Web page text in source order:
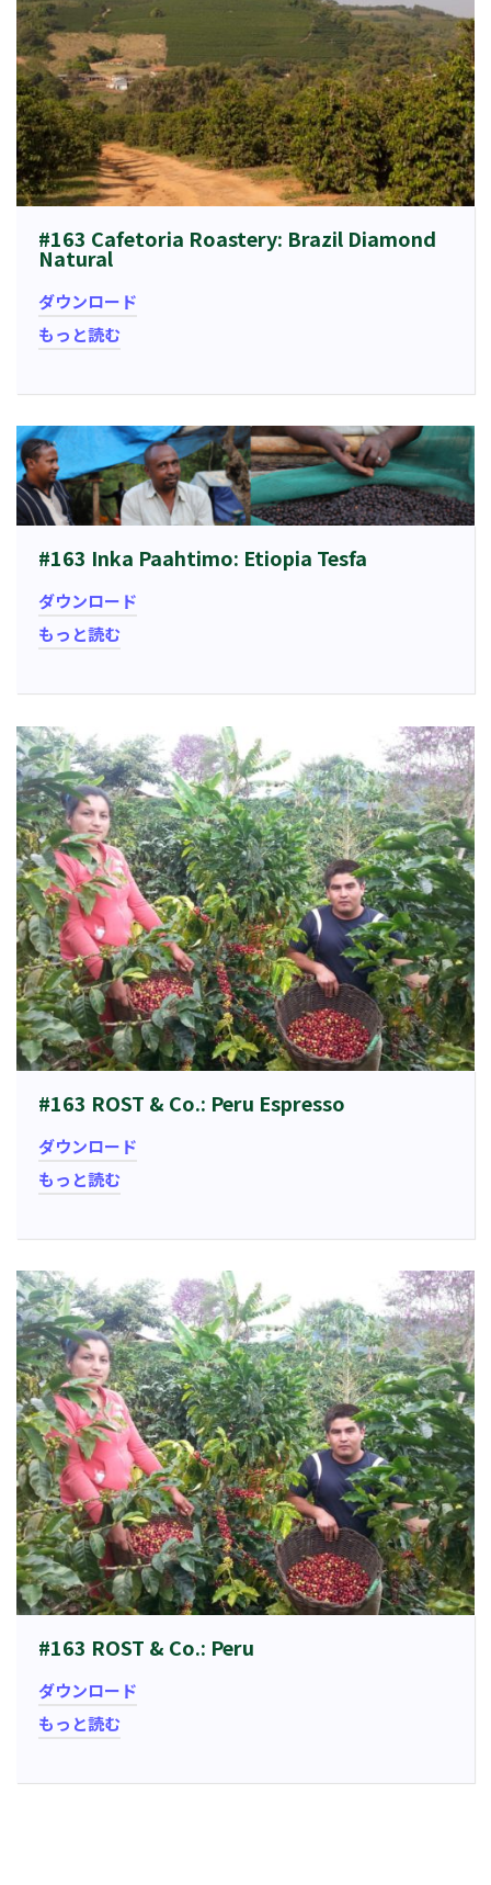
#163 Cafetoria Roastery: Brazil Diamond
Natural
ダウンロード
もっと読む
#163 Inka Paahtimo: Etiopia Tesfa
ダウンロード
もっと読む
#163 ROST & Co.: Peru Espresso
ダウンロード
もっと読む
#163 ROST & Co.: Peru
ダウンロード
もっと読む